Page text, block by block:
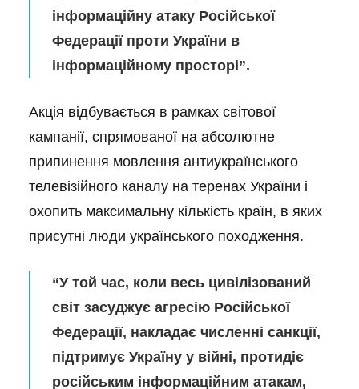
інформаційну атаку Російської
Федерації проти України в
інформаційному просторі”.
Акція відбувається в рамках світової
кампанії, спрямованої на абсолютне
припинення мовлення антиукраїнського
телевізійного каналу на теренах України і
охопить максимальну кількість країн, в яких
присутні люди українського походження.
“У той час, коли весь цивілізований
світ засуджує агресію Російської
Федерації, накладає численні санкції,
підтримує Україну у війні, протидіє
російським інформаційним атакам,